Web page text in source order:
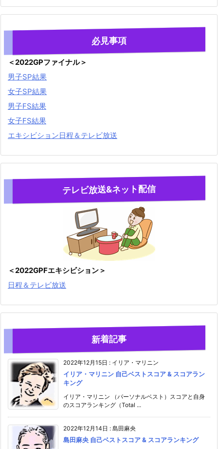
必見事項
＜2022GPファイナル＞
男子SP結果
女子SP結果
男子FS結果
女子FS結果
エキシビション日程＆テレビ放送
テレビ放送&ネット配信
＜2022GPFエキシビション＞
日程＆テレビ放送
新着記事
2022年12月15日 : イリア・マリニン
イリア・マリニン 自己ベストスコア & スコアラン
キング
イリア・マリニン （パーソナルベスト）スコアと自身
のスコアランキング（Total ...
2022年12月14日 : 島田麻央
島田麻央 自己ベストスコア & スコアランキング